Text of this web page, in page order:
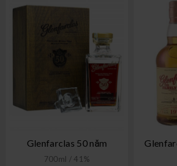
Glenfarclas 50 năm
700ml / 41%